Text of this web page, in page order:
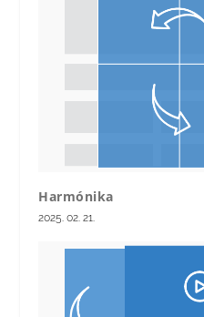
Harmónika
2025. 02. 21.